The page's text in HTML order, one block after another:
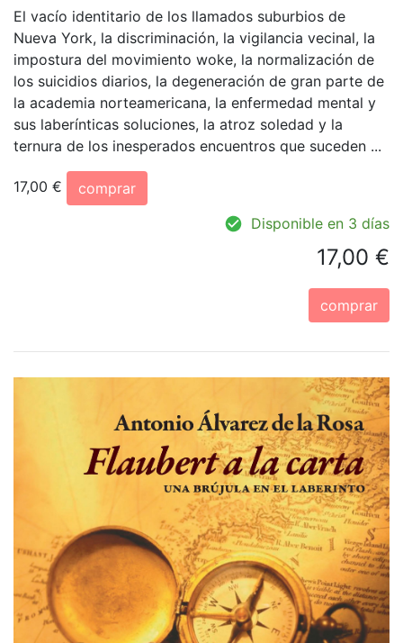
El vacío identitario de los llamados suburbios de
Nueva York, la discriminación, la vigilancia vecinal, la
impostura del movimiento woke, la normalización de
los suicidios diarios, la degeneración de gran parte de
la academia norteamericana, la enfermedad mental y
sus laberínticas soluciones, la atroz soledad y la
ternura de los inesperados encuentros que suceden ...
17,00 €
comprar
Disponible en 3 días
17,00 €
comprar